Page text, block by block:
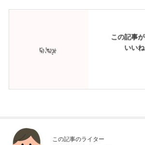
この記事
いい
この記事のライター